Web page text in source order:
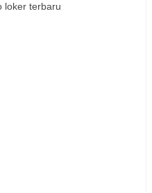
loker terbaru